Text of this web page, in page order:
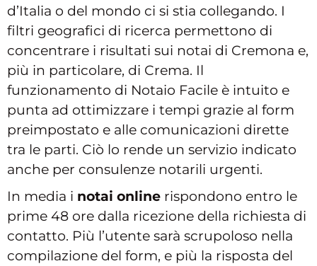
d’Italia o del mondo ci si stia collegando. I
filtri geografici di ricerca permettono di
concentrare i risultati sui notai di Cremona e,
più in particolare, di Crema. Il
funzionamento di Notaio Facile è intuito e
punta ad ottimizzare i tempi grazie al form
preimpostato e alle comunicazioni dirette
tra le parti. Ciò lo rende un servizio indicato
anche per consulenze notarili urgenti.
In media i notai online rispondono entro le
prime 48 ore dalla ricezione della richiesta di
contatto. Più l’utente sarà scrupoloso nella
compilazione del form, e più la risposta del